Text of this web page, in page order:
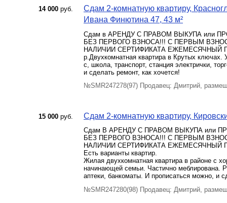
14 000 руб.
Сдам 2-комнатную квартиру,
Ивана Финютина 47, 43 м²
Сдам в АРЕНДУ С ПРАВОМ ВЫКУПА или
БЕЗ ПЕРВОГО ВЗНОСА!!! С ПЕРВЫМ
НАЛИЧИИ СЕРТИФИКАТА ЕЖЕМЕСЯЧНЫЙ
р.Двухкомнатная квартира в Крутых
с, школа, транспорт, станция электрички,
и сделать ремонт, как хочется!
№SMR247278(97) Продавец: Дмитрий,
15 000 руб. Сдам 2-комнатную квартиру,
Сдам В АРЕНДУ С ПРАВОМ ВЫКУПА или
БЕЗ ПЕРВОГО ВЗНОСА!!! С ПЕРВЫМ
НАЛИЧИИ СЕРТИФИКАТА ЕЖЕМЕСЯЧНЫЙ
Есть варианты квартир.
Жилая двухкомнатная квартира в районе с
начинающей семьи. Частично меблирована.
аптеки, банкоматы. И прописаться можно, и
№SMR247280(98) Продавец: Дмитрий,